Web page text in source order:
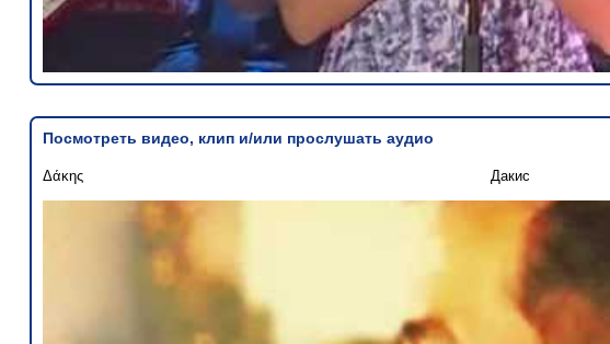
Посмотреть видео, клип и/или прослушать аудио
Δάκης Дакис